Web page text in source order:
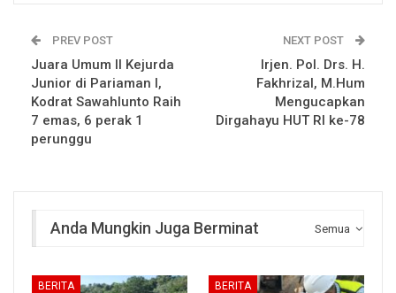
PREV POST
Juara Umum II Kejurda
Junior di Pariaman l,
Kodrat Sawahlunto Raih
7 emas, 6 perak 1
perunggu
NEXT POST
Irjen. Pol. Drs. H.
Fakhrizal, M.Hum
Mengucapkan
Dirgahayu HUT RI ke-78
Semua
Anda Mungkin Juga Berminat
BERITA BERITA